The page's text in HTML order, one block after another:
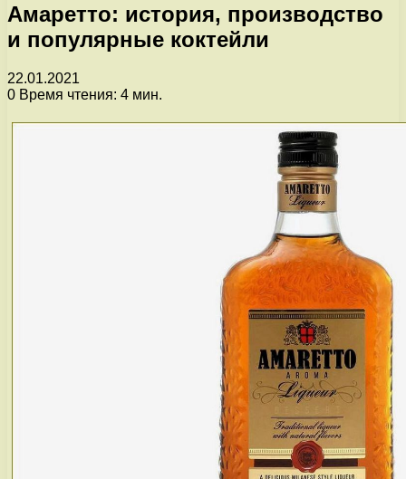
Амаретто: история, производство
и популярные коктейли
22.01.2021
0 Время чтения: 4 мин.